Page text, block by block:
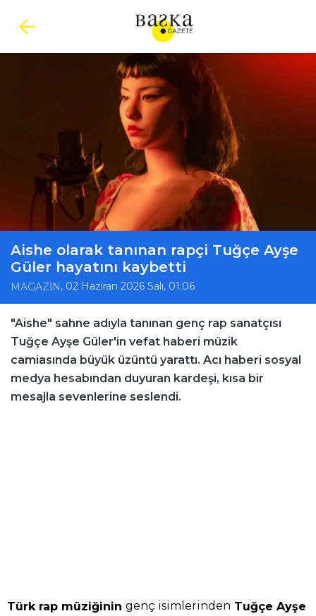
Aishe olarak tanınan rapçi Tuğçe Ayşe
Güler hayatını kaybetti
MAGAZİN , 02 Haziran 2026 Salı, 01:06
"Aishe" sahne adıyla tanınan genç rap sanatçısı
Tuğçe Ayşe Güler'in vefat haberi müzik
camiasında büyük üzüntü yarattı. Acı haberi sosyal
medya hesabından duyuran kardeşi, kısa bir
mesajla sevenlerine seslendi.
Türk rap müziğinin genç isimlerinden Tuğçe Ayşe